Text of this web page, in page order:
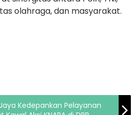
olahraga, dan masyarakat.
Kedepankan Pelayanan